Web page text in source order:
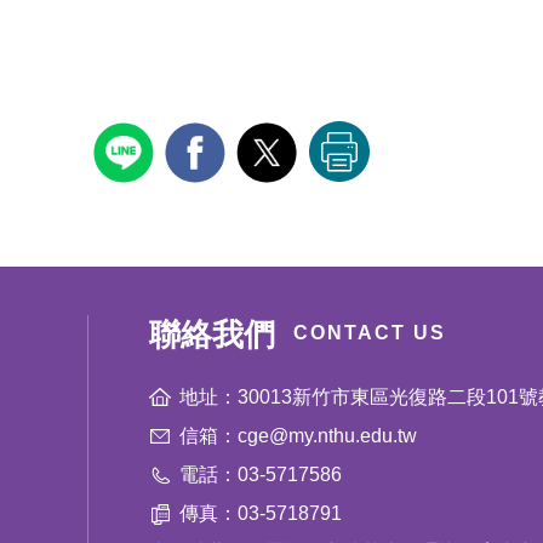
聯絡我們 CONTACT US
地址：30013新竹市東區光復路二段101
信箱：cge@my.nthu.edu.tw
電話：03-5717586
傳真：03-5718791